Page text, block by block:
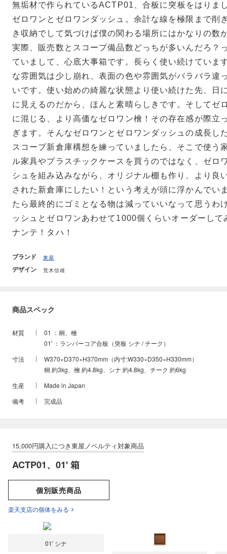
無垢材で作られているACTP01、合板に突板をはりま
ゼロワンとゼロワンダッシュ。余計な線を極限まで削
き収納でして気づけば僕の関わる場所にはかなりの数
実際、販売数とスコープ備品数どっちが多いんだろ？
ていまして、心底大事箱です。長らく使い続けていま
な雰囲気は少し崩れ、表面の色や雰囲気がバラバラ違
いです。使い始めの綺麗な状態より使い続けた先、日
に見えるのだから、ほんと素晴らしきです。そしてゼ
に混じる、より高価なゼロワン檜！その存在感が際立
ぎます。そんなゼロワンとゼロワンダッシュの成長し
スコープ新倉庫構想を練っていましたら、そこで使う
ル家具やプラスチックケースを買うのではなく、ゼロ
シュを組み込みながら、オリジナル棚も作り、より良
された新倉庫にしたい！という考えが頭に浮かんでい
たら最終的にゴミとなる物は減っていいなって思うわ
ッシュとゼロワンあわせて1000個くらいオーダーして
ナンテ！タハ！
ブランド 東屋
デザイン 荒木信雄
商品スペック
材質
01 ：桐、檜
01' ：ランバーコア合板（突板 シナ / チーク）
寸法
W370×D370×H370mm（内寸:W330×D350×H330mm）
桐 約3kg、檜 約4.8kg、シナ 約4.8kg、チーク 約6kg
生産
Made in Japan
備考
完成品
ACTP01、01' 箱
個別販売商品
楽天支店の個体をみる
01' シナ